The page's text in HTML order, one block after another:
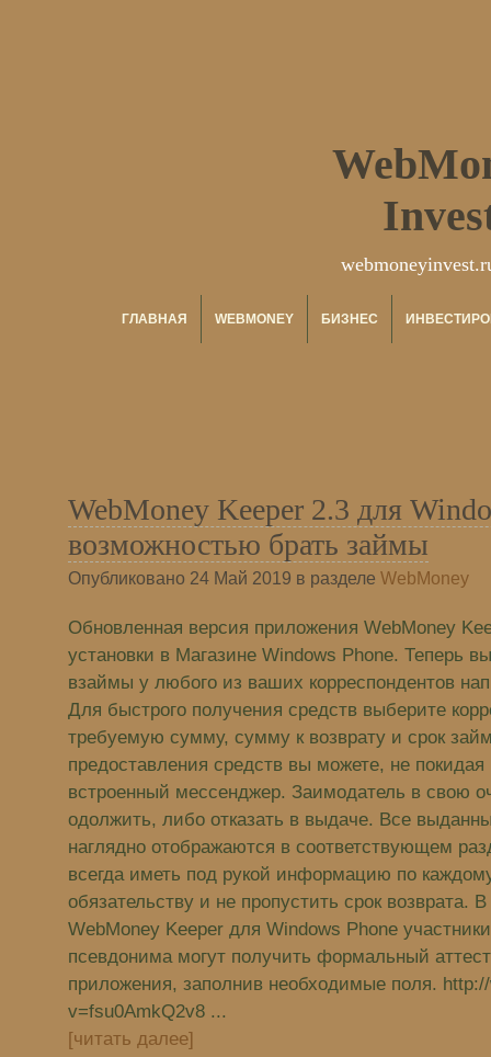
ГЛАВНАЯ WEBMONEY БИЗНЕС
WebMoney Keeper 2.3 для
возможностью брать займы
Опубликовано 24 Май 2019 в разделе WebMoney
Обновленная версия приложения WebMoney
установки в Магазине Windows Phone. Теперь
взаймы у любого из ваших корреспондентов
Для быстрого получения средств выберите
требуемую сумму, сумму к возврату и срок
предоставления средств вы можете, не
встроенный мессенджер. Заимодатель в свою
одолжить, либо отказать в выдаче. Все
наглядно отображаются в соответствующем
всегда иметь под рукой информацию по
обязательству и не пропустить срок возврата.
WebMoney Keeper для Windows Phone
псевдонима могут получить формальный
приложения, заполнив необходимые поля.
v=fsu0AmkQ2v8 ...
[читать далее]